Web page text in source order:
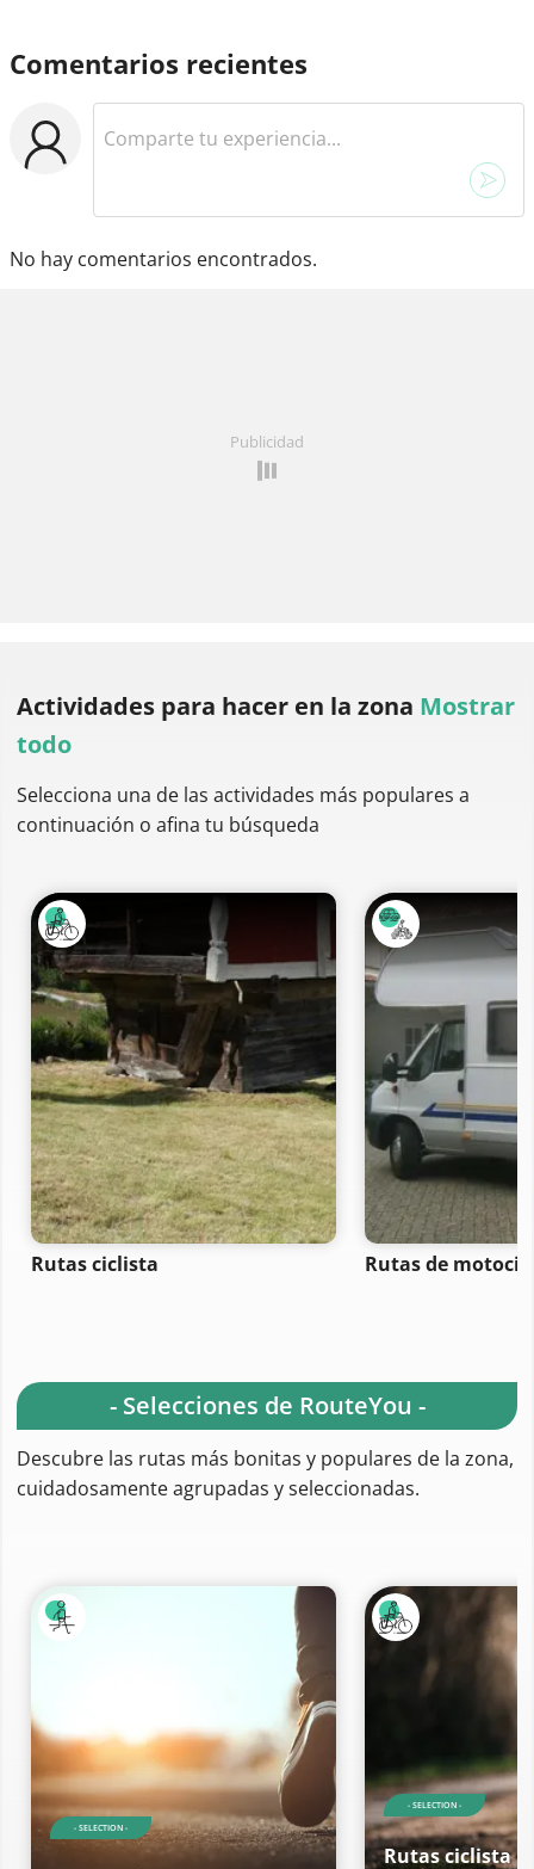
Comentarios recientes
No hay comentarios encontrados.
Publicidad
Actividades para hacer en la zona Mostrar
todo
Selecciona una de las actividades más populares a
continuación o afina tu búsqueda
Rutas ciclista Rutas de
- Selecciones de RouteYou -
Descubre las rutas más bonitas y populares de la zona,
cuidadosamente agrupadas y seleccionadas.
- SELECTION -
- SELECTION -
Rutas ciclista